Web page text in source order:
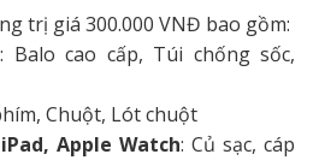
trị giá 300.000 VNĐ bao gồm:
: Balo cao cấp, Túi chống sốc,
Chuột, Lót chuột
Apple Watch: Củ sạc, cáp